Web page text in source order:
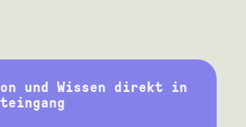
und Wissen direkt in